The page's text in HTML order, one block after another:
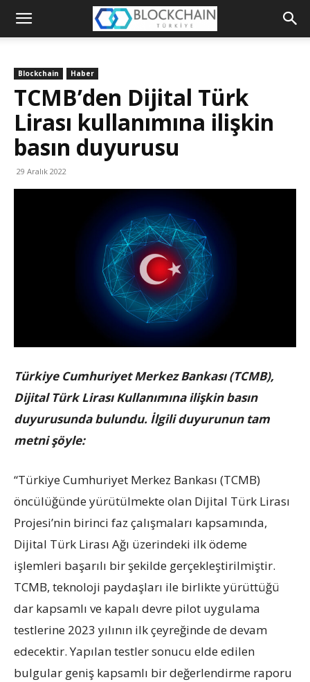
Blockchain
Blockchain Haber
TCMB’den Dijital Türk
Lirası kullanımına ilişkin
basın duyurusu
29 Aralık 2022
Türkiye Cumhuriyet Merkez Bankası (TCMB),
Dijital Türk Lirası Kullanımına ilişkin basın
duyurusunda bulundu. İlgili duyurunun tam
metni şöyle:
“Türkiye Cumhuriyet Merkez Bankası (TCMB)
öncülüğünde yürütülmekte olan Dijital Türk Lirası
Projesi’nin birinci faz çalışmaları kapsamında,
Dijital Türk Lirası Ağı üzerindeki ilk ödeme
işlemleri başarılı bir şekilde gerçekleştirilmiştir.
TCMB, teknoloji paydaşları ile birlikte yürüttüğü
dar kapsamlı ve kapalı devre pilot uygulama
testlerine 2023 yılının ilk çeyreğinde de devam
edecektir. Yapılan testler sonucu elde edilen
bulgular geniş kapsamlı bir değerlendirme raporu